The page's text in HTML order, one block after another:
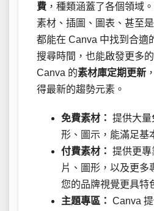
費 ，種類涵蓋了各個領域
素材、插圖、圖表、甚至
都能在 Canva 中找到合適
搜尋時間，也能啟發更多
Canva 的素材庫定期更新
得最新的趨勢元素。
免費素材： 提供大量
形、圖示，能滿足基
付費素材： 提供更專
片、圖形，以及更多
您的品牌視覺更具特
主題專區： Canva